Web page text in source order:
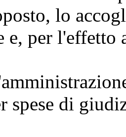
lo
e, per
spese di